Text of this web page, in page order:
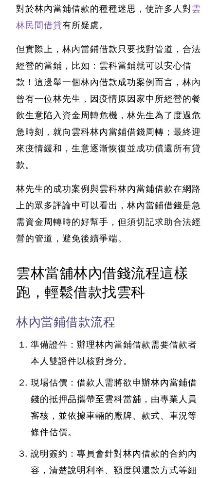
對於林內當鋪借款的種種迷思，使許多人對雲
林民間借貸有所疑慮。
但實際上， 林內當鋪借款只要找對管道，合法
經營的當鋪，比如：雲科當鋪就可以安心借
款！ 這邊舉一個林內借款成功案例而言，林內
曾有一位林先生，因疫情原因家中所經營的餐
飲生意陷入資金周轉危機，林先生為了度過危
急時刻，就向雲科林內當鋪借錢周轉；最終迎
來疫情緩和，生意逐漸恢復並成功償還所有貸
款。
林先生的成功案例與雲科林內當鋪借款在網路
上的眾多評論中可以看出， 林內當鋪借錢是急
需資金周轉時的好幫手，但須切記求助合法經
營的管道，避免後續爭端。
雲林當舖林內借錢流程這樣
跑，輕鬆借款找雲科
林內當鋪借款流程
準備證件：辦理林內當鋪借款需要借款者
本人雙證件以核對身分。
現場估價：借款人需將欲申辦林內當鋪借
錢的抵押品攜帶至雲科當舖，由專業人員
審核，並依據車輛的廠牌、款式、車況等
條件估價。
說明簽約：專員會針對林內借款的合約內
容，清楚說明利率、額度與還款方式等細